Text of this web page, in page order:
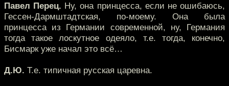
Павел Перец. Ну, она принцесса, если не ошибаюсь,
Гессен-Дармштадтская, по-моему. Она была
принцесса из Германии современной, ну, Германия
тогда такое лоскутное одеяло, т.е. тогда, конечно,
Бисмарк уже начал это всё…
Д.Ю. Т.е. типичная русская царевна.